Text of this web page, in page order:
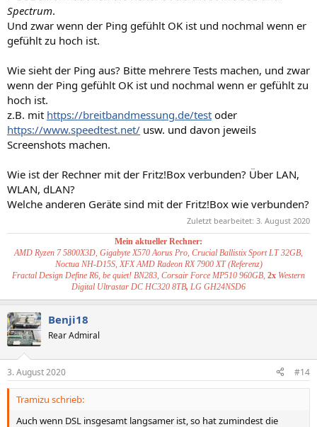
Spectrum.
Und zwar wenn der Ping gefühlt OK ist und nochmal wenn er
gefühlt zu hoch ist.
Wie sieht der Ping aus? Bitte mehrere Tests machen, und zwar
wenn der Ping gefühlt OK ist und nochmal wenn er gefühlt zu
hoch ist.
z.B. mit https://breitbandmessung.de/test oder
https://www.speedtest.net/ usw. und davon jeweils
Screenshots machen.
Wie ist der Rechner mit der Fritz!Box verbunden? Über LAN,
WLAN, dLAN?
Welche anderen Geräte sind mit der Fritz!Box wie verbunden?
Zuletzt bearbeitet: 3. August 2020
Mein aktueller Rechner:
AMD Ryzen 7 5800X3D, Gigabyte X570 Aorus Pro, Crucial Ballistix Sport LT 32GB,
Noctua NH-D15S, XFX AMD Radeon RX 7900 XT (Referenz)
Fractal Design Define R6, be quiet! BN283, Corsair Force MP510 960GB, 2x Western
Digital Ultrastar DC HC320 8TB, LG GH24NSD6
Benji18
Rear Admiral
3. August 2020 #14
Tramizu schrieb:
Auch wenn DSL insgesamt langsamer ist, so hat zumindest die